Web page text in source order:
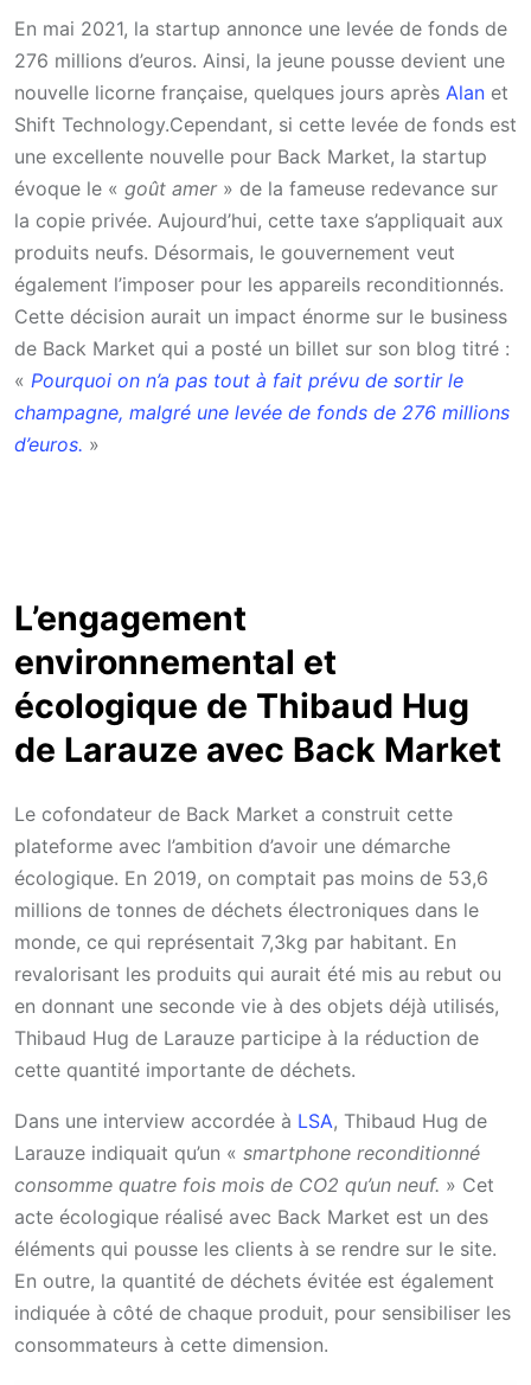
En mai 2021, la startup annonce une levée de fonds de
276 millions d’euros. Ainsi, la jeune pousse devient une
nouvelle licorne française, quelques jours après Alan et
Shift Technology.Cependant, si cette levée de fonds est
une excellente nouvelle pour Back Market, la startup
évoque le « goût amer» de la fameuse redevance sur
la copie privée. Aujourd’hui, cette taxe s’appliquait aux
produits neufs. Désormais, le gouvernement veut
également l’imposer pour les appareils reconditionnés.
Cette décision aurait un impact énorme sur le business
de Back Market qui a posté un billet sur son blog titré :
« Pourquoi on n’a pas tout à fait prévu de sortir le
champagne, malgré une levée de fonds de 276 millions
d’euros. »
L’engagement
environnemental et
écologique de Thibaud Hug
de Larauze avec Back Market
Le cofondateur de Back Market a construit cette
plateforme avec l’ambition d’avoir une démarche
écologique. En 2019, on comptait pas moins de 53,6
millions de tonnes de déchets électroniques dans le
monde, ce qui représentait 7,3kg par habitant. En
revalorisant les produits qui aurait été mis au rebut ou
en donnant une seconde vie à des objets déjà utilisés,
Thibaud Hug de Larauze participe à la réduction de
cette quantité importante de déchets.
Dans une interview accordée à LSA, Thibaud Hug de
Larauze indiquait qu’un « smartphone reconditionné
consomme quatre fois mois de CO2 qu’un neuf. » Cet
acte écologique réalisé avec Back Market est un des
éléments qui pousse les clients à se rendre sur le site.
En outre, la quantité de déchets évitée est également
indiquée à côté de chaque produit, pour sensibiliser les
consommateurs à cette dimension.